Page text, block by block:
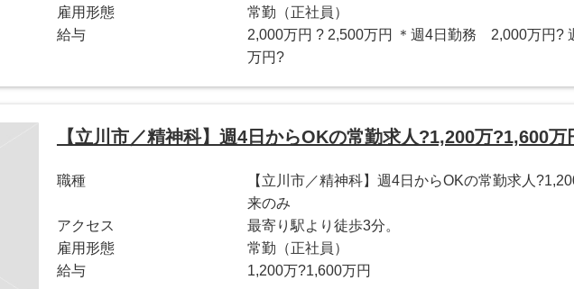
雇用形態
常勤（正社員）
給与
2,000万円 ? 2,500万円 ＊週4日勤務 2,000万円
万円?
【立川市／精神科】週4日からOKの常勤求人?1,200万?1,600
職種
【立川市／精神科】週4日からOKの常勤求人
来のみ
アクセス
最寄り駅より徒歩3分。
雇用形態
常勤（正社員）
給与
1,200万?1,600万円